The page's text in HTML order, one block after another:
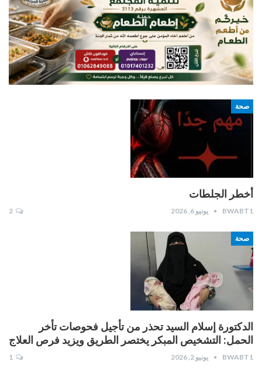
صحة
أخطر الجلطات
BWABT1 يونيو 6, 2026
صحة
الدكتورة إسلام السيد تحذر من تأجيل فحوصات تأخر
الحمل: التشخيص المبكر يختصر الطريق ويزيد فرص العلاج
BWABT1 يونيو 2, 2026